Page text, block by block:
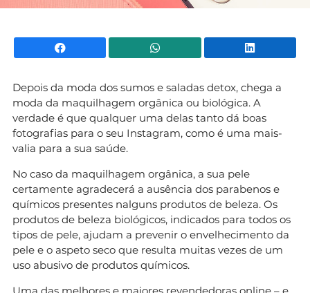
Facebook WhatsApp
Depois da moda dos sumos e saladas detox, chega a
moda da maquilhagem orgânica ou biológica. A
verdade é que qualquer uma delas tanto dá boas
fotografias para o seu Instagram, como é uma mais-
valia para a sua saúde.
No caso da maquilhagem orgânica, a sua pele
certamente agradecerá a ausência dos parabenos e
químicos presentes nalguns produtos de beleza. Os
produtos de beleza biológicos, indicados para todos os
tipos de pele, ajudam a prevenir o envelhecimento da
pele e o aspeto seco que resulta muitas vezes de um
uso abusivo de produtos químicos.